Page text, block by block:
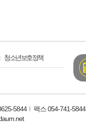
청소년보호정책
5844
팩스 054-741-5844